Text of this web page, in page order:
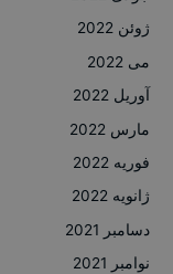
ژوئن 2022
می 2022
آوریل 2022
مارس 2022
فوریه 2022
ژانویه 2022
دسامبر 2021
نوامبر 2021